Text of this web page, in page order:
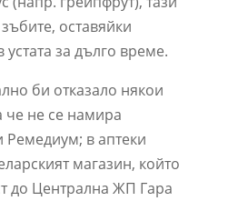
оставяйки
устата за дълго време.
би отказало някои
че не се намира
Ремедиум; в аптеки
магазин, който
до Централна ЖП Гара